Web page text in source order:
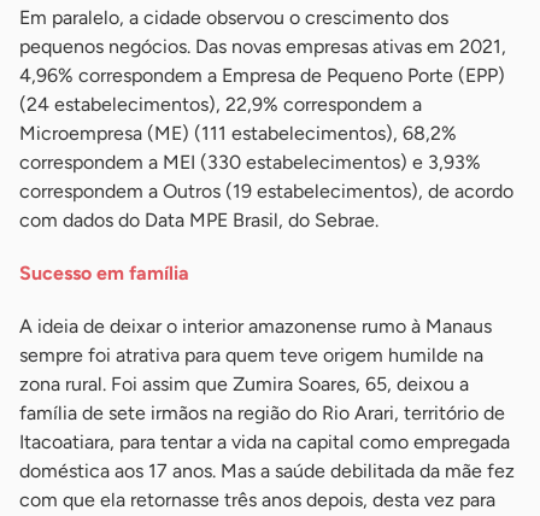
Em paralelo, a cidade observou o crescimento dos
pequenos negócios. Das novas empresas ativas em 2021,
4,96% correspondem a Empresa de Pequeno Porte (EPP)
(24 estabelecimentos), 22,9% correspondem a
Microempresa (ME) (111 estabelecimentos), 68,2%
correspondem a MEI (330 estabelecimentos) e 3,93%
correspondem a Outros (19 estabelecimentos), de acordo
com dados do Data MPE Brasil, do Sebrae.
Sucesso em família
A ideia de deixar o interior amazonense rumo à Manaus
sempre foi atrativa para quem teve origem humilde na
zona rural. Foi assim que Zumira Soares, 65, deixou a
família de sete irmãos na região do Rio Arari, território de
Itacoatiara, para tentar a vida na capital como empregada
doméstica aos 17 anos. Mas a saúde debilitada da mãe fez
com que ela retornasse três anos depois, desta vez para